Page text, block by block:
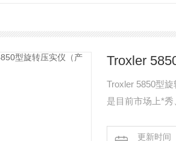
Troxler
Troxler 5850型
是目前市场上*
用，并能满足
更新时间